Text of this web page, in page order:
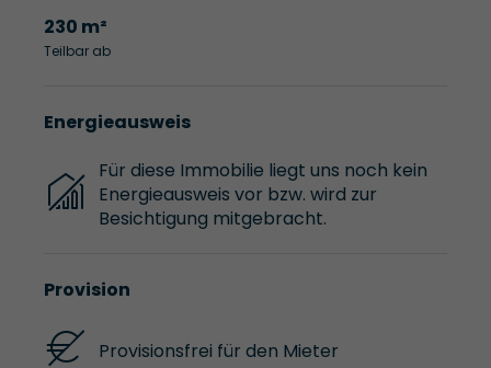
230 m²
Teilbar ab
Energieausweis
Für diese Immobilie liegt uns noch kein
Energieausweis vor bzw. wird zur
Besichtigung mitgebracht.
Provision
Provisionsfrei für den Mieter